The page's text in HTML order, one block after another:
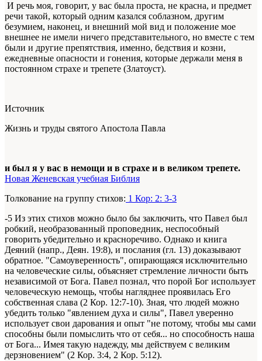
И речь моя, говорит, у вас была проста, не красна, и предмет
речи такой, который одним казался соблазном, другим
безумием, наконец, и внешний мой вид и положение мое
внешнее не имели ничего представительного, но вместе с тем
были и другие препятствия, именно, бедствия и козни,
ежедневные опасности и гонения, которые держали меня в
постоянном страхе и трепете (Златоуст).
Источник
Жизнь и труды святого Апостола Павла
и был я у вас в немощи и в страхе и в великом трепете.
Новая Женевская учебная Библия
Толкование на группу стихов: 1 Кор: 2: 3-3
-5 Из этих стихов можно было бы заключить, что Павел был
робкий, необразованный проповедник, неспособный
говорить убедительно и красноречиво. Однако и книга
Деяний (напр., Деян. 19:8), и послания (гл. 13) доказывают
обратное. "Самоуверенность", опирающаяся исключительно
на человеческие силы, объясняет стремление личности быть
независимой от Бога. Павел познал, что порой Бог использует
человеческую немощь, чтобы нагляднее проявилась Его
собственная слава (2 Кор. 12:7-10). Зная, что людей можно
убедить только "явлением духа и силы", Павел уверенно
использует свои дарования и опыт "не потому, чтобы мы сами
способны были помыслить что от себя... но способность наша
от Бога... Имея такую надежду, мы действуем с великим
дерзновением" (2 Кор. 3:4, 2 Кор. 5:12).